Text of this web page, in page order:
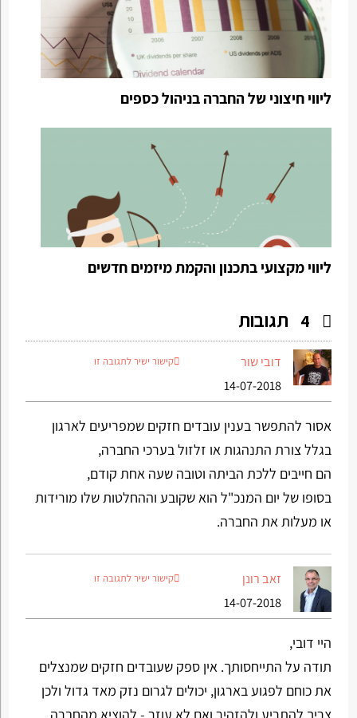
ליווי חיצוני של החברה בניהול כספים
ליווי מקצועי בתכנון והקמת מיזמים חדשים
4 תגובות
דובי שור
14-07-2018
קישור ישיר לתגובה זו
אסור להתפשר בענין עובדים חזקים שמפריעים לארגון
בגלל צורת התנהגות או זלזול בערכי החברה,
הם חייבים ללכת הביתה וטובה שעה אחת קודם,
בסופו של יום המנכ"ל הוא שקובע וההחלטות שלו מורידות
או מעלות את החברה.
זאב רונן
14-07-2018
קישור ישיר לתגובה זו
היי דובי,
תודה על התייחסותך. אין ספק שעובדים חזקים שמנצלים
את כוחם לפגוע בארגון, יכולים לגרום נזק מאד גדול ולכן
צריך להתריע ולהזהיר ואם לא עוזר - להוציא מהחברה.